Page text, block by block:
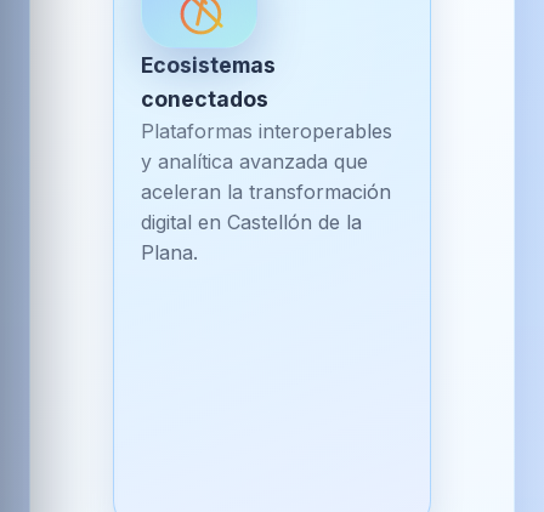
Ecosistemas
conectados
Plataformas interoperables
y analítica avanzada que
aceleran la transformación
digital en Castellón de la
Plana.